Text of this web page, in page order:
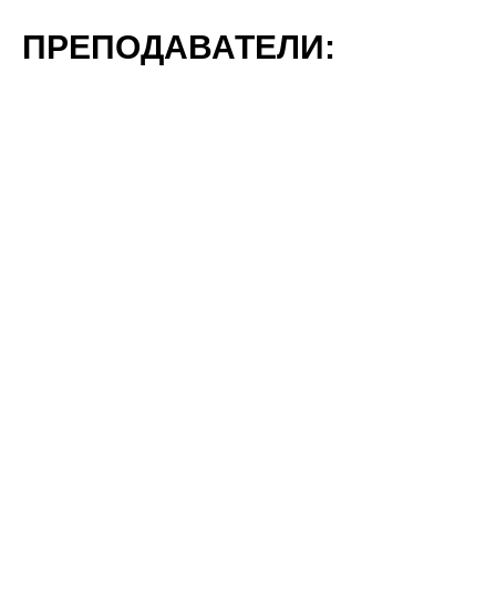
ПРЕПОДАВАТЕЛИ: